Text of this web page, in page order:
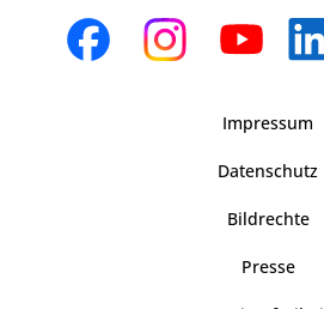
Impressum
Datenschutz
Bildrechte
Presse